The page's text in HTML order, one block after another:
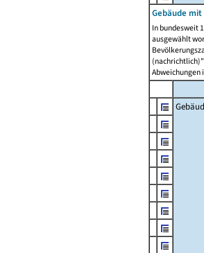
Gebäude
In bundesweit
ausgewählt
Abweichungen